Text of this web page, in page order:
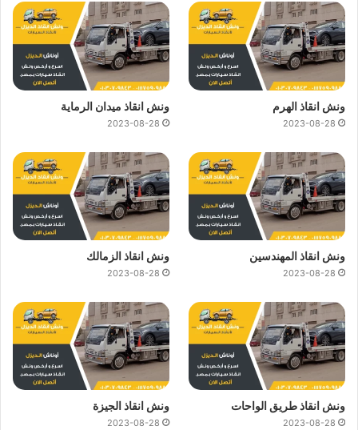
ونش انقاذ الهرم
2023-08-28
ونش انقاذ ميدان الرماية
2023-08-28
ونش انقاذ المهندسين
2023-08-28
ونش انقاذ الزمالك
2023-08-28
ونش انقاذ طريق الواحات
2023-08-28
ونش انقاذ الجيزة
2023-08-28